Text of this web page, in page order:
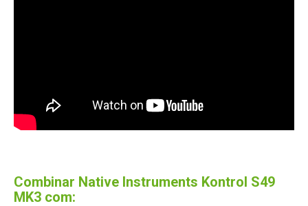
Combinar Native Instruments Kontrol S49
MK3 com: